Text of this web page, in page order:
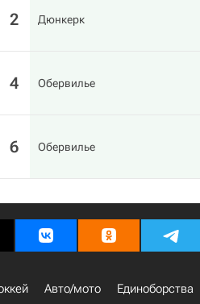
2 Дюнкерк
4 Обервилье
6 Обервилье
Авто/мото Единоборства